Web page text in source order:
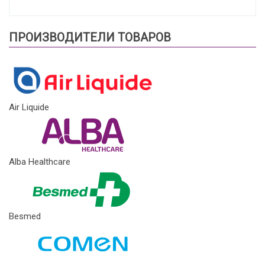
ПРОИЗВОДИТЕЛИ ТОВАРОВ
Air Liquide
Alba Healthcare
Besmed